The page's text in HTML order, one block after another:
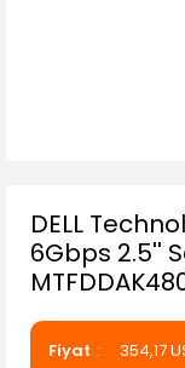
DELL
6Gbps 2.5''
Fiyat 354,17